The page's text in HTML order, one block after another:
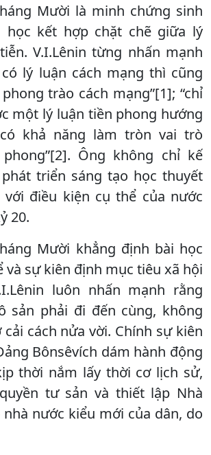
Mười là minh chứng sinh
học kết hợp chặt chẽ giữa lý
V.I.Lênin từng nhấn mạnh
có lý luận cách mạng thì cũng
trào cách mạng”[1]; “chỉ
một lý luận tiền phong hướng
khả năng làm tròn vai trò
Ông không chỉ kế
triển sáng tạo học thuyết
với điều kiện cụ thể của nước
20.
Mười khẳng định bài học
và sự kiên định mục tiêu xã hội
luôn nhấn mạnh rằng
sản phải đi đến cùng, không
cách nửa vời. Chính sự kiên
Bônsêvích dám hành động
thời nắm lấy thời cơ lịch sử,
tư sản và thiết lập Nhà
nhà nước kiểu mới của dân, do